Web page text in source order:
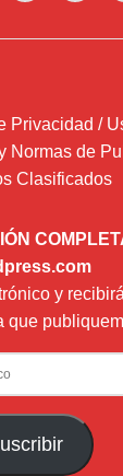
Privacidad /
Normas de
Clasificados
y
que